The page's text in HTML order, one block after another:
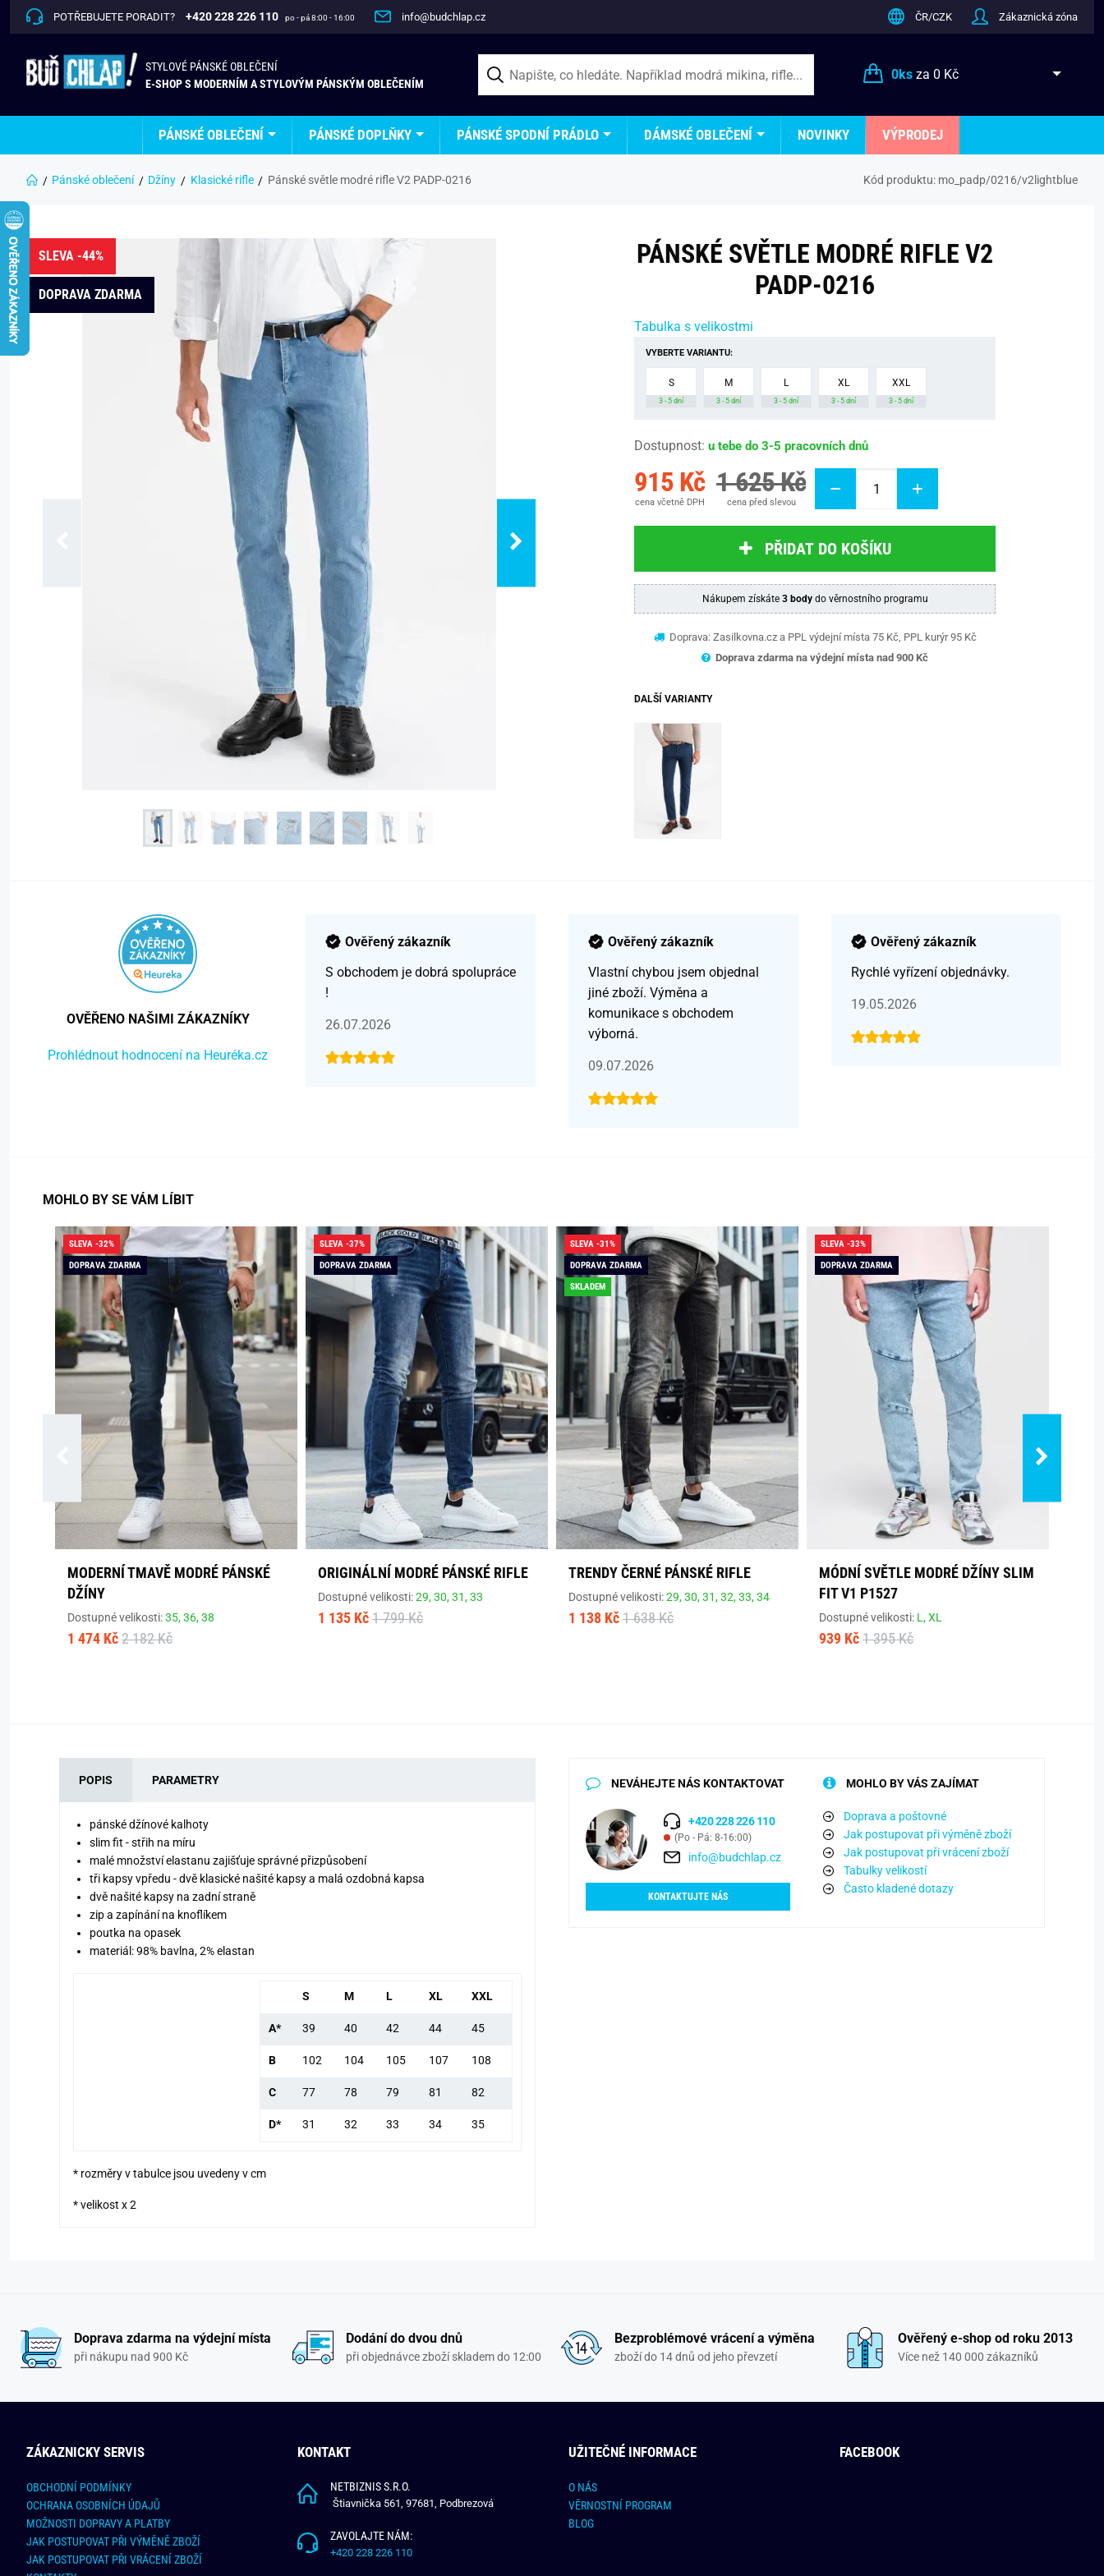
POTŘEBUJETE PORADIT? +420 228 226 110 po - pá 8:00 - 16:00 info@budchlap.cz ČR/CZK Zákaznická zóna
STYLOVÉ PÁNSKÉ OBLEČENÍ
E-SHOP S MODERNÍM A STYLOVÝM PÁNSKÝM OBLEČENÍM
0ksza 0 Kč
PÁNSKÉ OBLEČENÍ PÁNSKÉ DOPLŇKY PÁNSKÉ SPODNÍ PRÁDLO DÁMSKÉ OBLEČENÍ NOVINKY VÝPRODEJ
Pánské oblečení Džíny Klasické rifle Pánské světle modré rifle V2 PADP-0216 Kód produktu: mo_padp/0216/v2lightblue
SLEVA -44%
DOPRAVA ZDARMA
PÁNSKÉ SVĚTLE MODRÉ RIFLE V2
PADP-0216
Tabulka s velikostmi
VYBERTE VARIANTU:
S
3 - 5 dní
M
3 - 5 dní
L
3 - 5 dní
XL
3 - 5 dní
XXL
3 - 5 dní
Dostupnost: u tebe do 3-5 pracovních dnů
915 Kč
cena včetně DPH
1 625 Kč
cena před slevou
PŘIDAT DO KOŠÍKU
Nákupem získáte 3 bodydo věrnostního programu
Doprava: Zasilkovna.cz a PPL výdejní místa 75 Kč, PPL kurýr 95 Kč
Doprava zdarma na výdejní místa nad 900 Kč
DALŠÍ VARIANTY
OVĚŘENO NAŠIMI ZÁKAZNÍKY
Prohlédnout hodnocení na Heuréka.cz
Ověřený zákazník
S obchodem je dobrá spolupráce
!
26.07.2026
Ověřený zákazník
Vlastní chybou jsem objednal
jiné zboží. Výměna a
komunikace s obchodem
výborná.
09.07.2026
Ověřený zákazník
Rychlé vyřízení objednávky.
19.05.2026
MOHLO BY SE VÁM LÍBIT
SLEVA -32%
DOPRAVA ZDARMA
MODERNÍ TMAVĚ MODRÉ PÁNSKÉ
DŽÍNY
Dostupné velikosti:35,36,38
1 474 Kč 2 182 Kč
SLEVA -37%
DOPRAVA ZDARMA
ORIGINÁLNÍ MODRÉ PÁNSKÉ RIFLE
Dostupné velikosti:29,30,31,33
1 135 Kč 1 799 Kč
SLEVA -31%
DOPRAVA ZDARMA
SKLADEM
TRENDY ČERNÉ PÁNSKÉ RIFLE
Dostupné velikosti:29,30,31,32,33,34
1 138 Kč 1 638 Kč
SLEVA -33%
DOPRAVA ZDARMA
MÓDNÍ SVĚTLE MODRÉ DŽÍNY SLIM
FIT V1 P1527
Dostupné velikosti: L,XL
939 Kč 1 395 Kč
POPIS PARAMETRY
pánské džínové kalhoty
slim fit - střih na míru
malé množství elastanu zajišťuje správné přizpůsobení
tři kapsy vpředu - dvě klasické našité kapsy a malá ozdobná kapsa
dvě našité kapsy na zadní straně
zip a zapínání na knoflíkem
poutka na opasek
materiál: 98% bavlna, 2% elastan
S M L XL XXL
A* 39 40 42 44 45
B 102 104 105 107 108
C 77 78 79 81 82
D* 31 32 33 34 35
* rozměry v tabulce jsou uvedeny v cm
* velikost x 2
NEVÁHEJTE NÁS KONTAKTOVAT
+420 228 226 110
(Po - Pá: 8-16:00)
info@budchlap.cz
KONTAKTUJTE NÁS
MOHLO BY VÁS ZAJÍMAT
Doprava a poštovné
Jak postupovat při výměně zboží
Jak postupovat při vrácení zboží
Tabulky velikostí
Často kladené dotazy
Doprava zdarma na výdejní místa
při nákupu nad 900 Kč
Dodání do dvou dnů
při objednávce zboží skladem do 12:00
Bezproblémové vrácení a výměna
zboží do 14 dnů od jeho převzetí
Ověřený e-shop od roku 2013
Více než 140 000 zákazníků
ZÁKAZNICKY SERVIS
OBCHODNÍ PODMÍNKY
OCHRANA OSOBNÍCH ÚDAJŮ
MOŽNOSTI DOPRAVY A PLATBY
JAK POSTUPOVAT PŘI VÝMĚNĚ ZBOŽÍ
JAK POSTUPOVAT PŘI VRÁCENÍ ZBOŽÍ
KONTAKT
NETBIZNIS S.R.O.
Štiavnička 561, 97681, Podbrezová
ZAVOLAJTE NÁM:
+420 228 226 110
UŽITEČNÉ INFORMACE
O NÁS
VĚRNOSTNÍ PROGRAM
BLOG
FACEBOOK